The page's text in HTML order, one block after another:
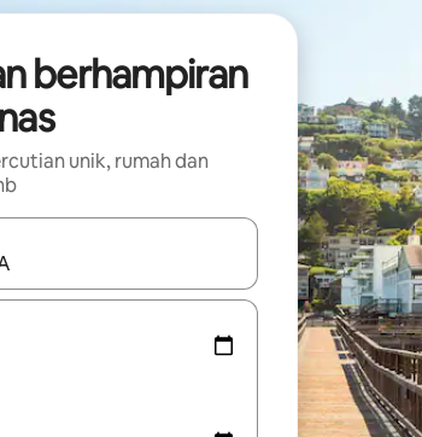
berhampiran
unik, rumah dan
navigasi dengan kekunci anak panah atas dan